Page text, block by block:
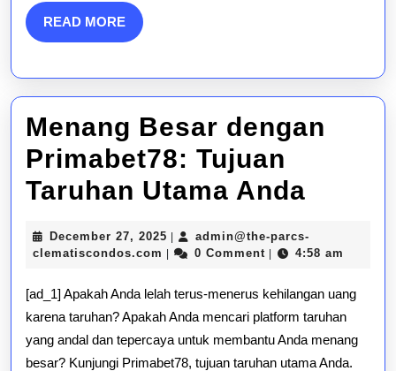
di
Jakarta
READ MOREREAD
MORE
Menang Besar dengan
Primabet78: Tujuan
Taruhan Utama Anda
Tujuan
December 27, 2025 December
27,
admin@the-parcs-
clematiscondos.com admin@the-
clematiscondos.com
0 Comment 4:58 am
[ad_1] Apakah Anda lelah terus-menerus kehilangan uang
karena taruhan? Apakah Anda mencari platform taruhan
yang andal dan tepercaya untuk membantu Anda menang
besar? Kunjungi Primabet78, tujuan taruhan utama Anda.